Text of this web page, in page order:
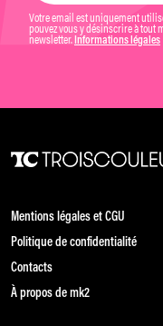
Votre email est uniquement
pouvez vous y désinscrire à tout
newsletter. Informations légales
Mentions légales et CGU
Politique de confidentialité
Contacts
À propos de mk2